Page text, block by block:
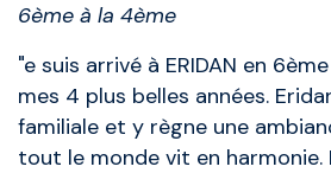
6ème à la 4ème
"e suis arrivé à ERIDAN en
mes 4 plus belles années.
familiale et y règne une
tout le monde vit en harmonie.